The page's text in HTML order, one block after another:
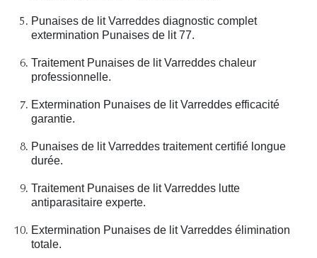
Punaises de lit Varreddes diagnostic complet
extermination Punaises de lit 77.
Traitement Punaises de lit Varreddes chaleur
professionnelle.
Extermination Punaises de lit Varreddes efficacité
garantie.
Punaises de lit Varreddes traitement certifié longue
durée.
Traitement Punaises de lit Varreddes lutte
antiparasitaire experte.
Extermination Punaises de lit Varreddes élimination
totale.